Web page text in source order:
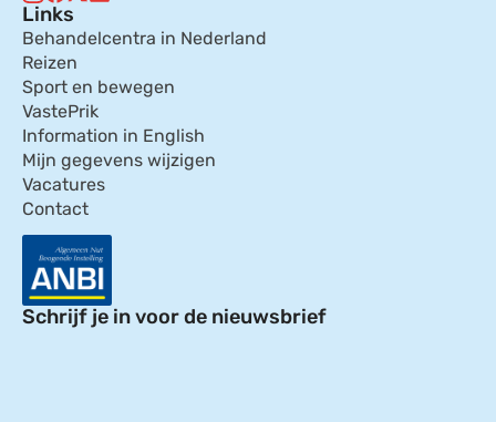
Links
Behandelcentra in Nederland
Reizen
Sport en bewegen
VastePrik
Information in English
Mijn gegevens wijzigen
Vacatures
Contact
Schrijf je in voor de nieuwsbrief